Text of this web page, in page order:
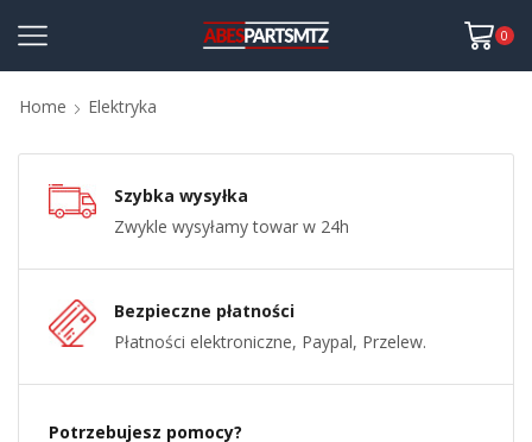
0
Home Elektryka
Szybka wysyłka
Zwykle wysyłamy towar w 24h
Bezpieczne płatności
Płatności elektroniczne, Paypal, Przelew.
Potrzebujesz pomocy?